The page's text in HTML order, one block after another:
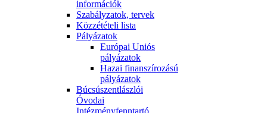
információk
Szabályzatok, tervek
Közzétételi lista
Pályázatok
Európai Uniós
pályázatok
Hazai finanszírozású
pályázatok
Búcsúszentlászlói
Óvodai
Intézményfenntartó